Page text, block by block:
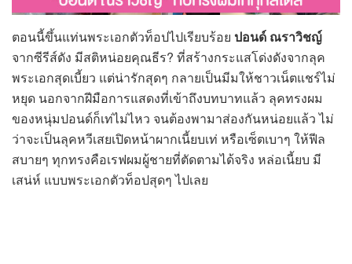
ตอนนี้ขึ้นแท่นพระเอกตัวท็อปไปเรียบร้อย ปอนด์ ณราวิชญ์
จากซีรีส์ดัง มีสติหน่อยคุณธีร? ที่สร้างกระแสโด่งดังจากลุค
พระเอกสุดเบี้ยว แต่น่ารักสุดๆ กลายเป็นมีมให้ชาวเน็ตแชร์ไม่
หยุด นอกจากฝีมือการแสดงที่เข้าถึงบทบาทแล้ว ลุคทรงผม
ของหนุ่มปอนด์ก็เท่ไม่ไหว จนต้องพามาส่องกันหน่อยแล้ว ไม่
ว่าจะเป็นลุคหวีเสยเปิดหน้าผากเนี้ยบเท่ หรือเซ็ตเบาๆ ให้ฟีล
สบายๆ ทุกทรงคือเรฟผมผู้ชายที่ตัดตามได้จริง หล่อเนี้ยบ มี
เสน่ห์ แบบพระเอกตัวท็อปสุดๆ ไปเลย